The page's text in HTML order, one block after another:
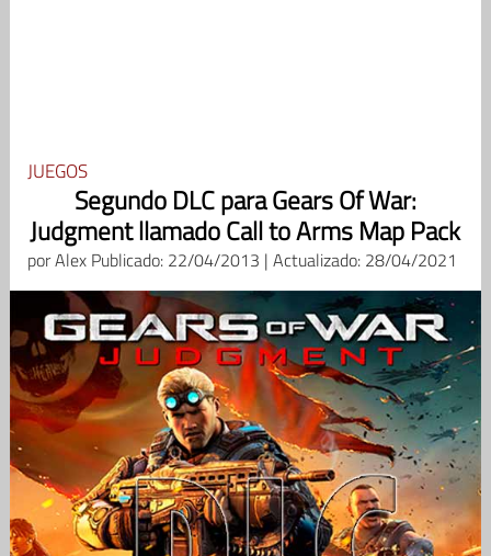
JUEGOS
Segundo DLC para Gears Of War:
Judgment llamado Call to Arms Map Pack
porAlex Publicado: 22/04/2013 | Actualizado: 28/04/2021